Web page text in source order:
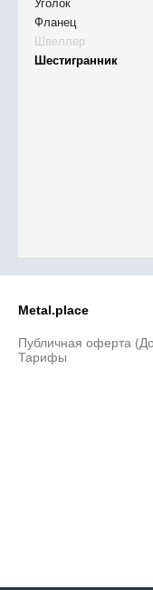
Уголок
Фланец
Швеллер
Шестигранник
Metal.place
Публичная оферта
Тарифы